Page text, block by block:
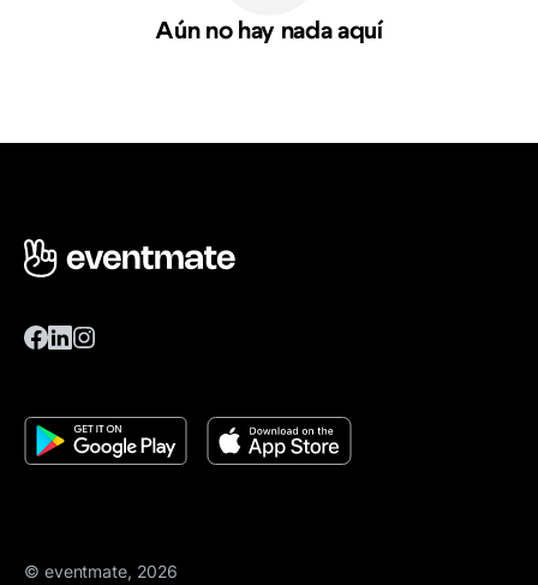
Aún no hay nada aquí
© eventmate, 2026